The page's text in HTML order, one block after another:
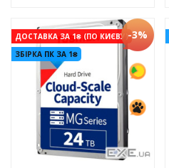
ДОСТАВКА ЗА 1₴ (ПО КИЄВУ)
ЗБІРКА ПК ЗА 1₴
-3%